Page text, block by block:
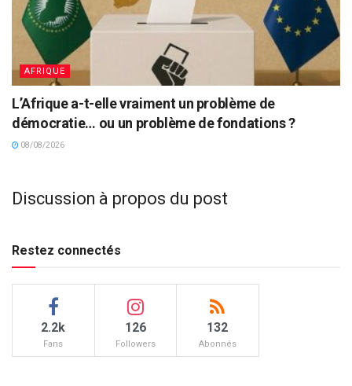
AFRIQUE
L’Afrique a-t-elle vraiment un problème de
démocratie… ou un problème de fondations ?
08/08/2026
Discussion à propos du post
Restez connectés
2.2k
Fans
126
Followers
132
Abonnés